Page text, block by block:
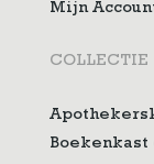
Mijn
COLLECTIE
Boekenkast